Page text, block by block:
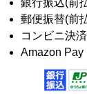
銀行振込(前
郵便振替(前
コンビニ決
Amazon Pay